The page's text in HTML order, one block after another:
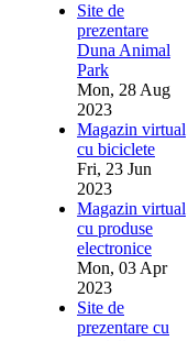
Site de
prezentare
Duna Animal
Park
Mon, 28 Aug
2023
Magazin virtual
cu biciclete
Fri, 23 Jun
2023
Magazin virtual
cu produse
electronice
Mon, 03 Apr
2023
Site de
prezentare cu